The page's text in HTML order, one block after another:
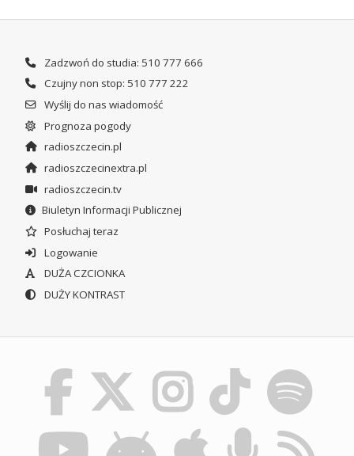
Zadzwoń do studia: 510 777 666
Czujny non stop: 510 777 222
Wyślij do nas wiadomość
Prognoza pogody
radioszczecin.pl
radioszczecinextra.pl
radioszczecin.tv
Biuletyn Informacji Publicznej
Posłuchaj teraz
Logowanie
DUŻA CZCIONKA
DUŻY KONTRAST